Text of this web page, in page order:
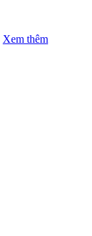
Xem thêm